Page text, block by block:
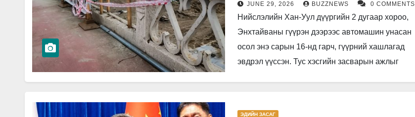
JUNE 29, 2026 BUZZNEWS 0 COMMENTS
Нийслэлийн Хан-Уул дүүргийн 2 дугаар хороо,
Энхтайваны гүүрэн дээрээс автомашин унасан
осол энэ сарын 16-нд гарч, гүүрний хашлагад
эвдрэл үүссэн. Тус хэсгийн засварын ажлыг
ЭДИЙН ЗАСАГ